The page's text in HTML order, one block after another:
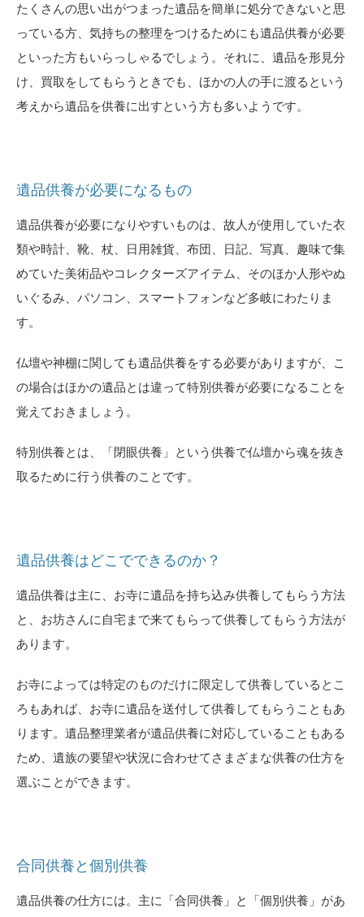
たくさんの思い出がつまった遺品を簡単に処分できないと思
っている方、気持ちの整理をつけるためにも遺品供養が必要
といった方もいらっしゃるでしょう。それに、遺品を形見分
け、買取をしてもらうときでも、ほかの人の手に渡るという
考えから遺品を供養に出すという方も多いようです。
遺品供養が必要になるもの
遺品供養が必要になりやすいものは、故人が使用していた衣
類や時計、靴、杖、日用雑貨、布団、日記、写真、趣味で集
めていた美術品やコレクターズアイテム、そのほか人形やぬ
いぐるみ、パソコン、スマートフォンなど多岐にわたりま
す。
仏壇や神棚に関しても遺品供養をする必要がありますが、こ
の場合はほかの遺品とは違って特別供養が必要になることを
覚えておきましょう。
特別供養とは、「閉眼供養」という供養で仏壇から魂を抜き
取るために行う供養のことです。
遺品供養はどこでできるのか？
遺品供養は主に、お寺に遺品を持ち込み供養してもらう方法
と、お坊さんに自宅まで来てもらって供養してもらう方法が
あります。
お寺によっては特定のものだけに限定して供養しているとこ
ろもあれば、お寺に遺品を送付して供養してもらうこともあ
ります。遺品整理業者が遺品供養に対応していることもある
ため、遺族の要望や状況に合わせてさまざまな供養の仕方を
選ぶことができます。
合同供養と個別供養
遺品供養の仕方には。主に「合同供養」と「個別供養」があ